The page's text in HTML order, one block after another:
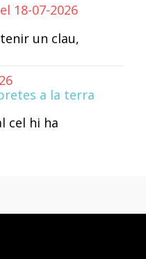
18-07-2026
un clau,
a la terra
cel hi ha